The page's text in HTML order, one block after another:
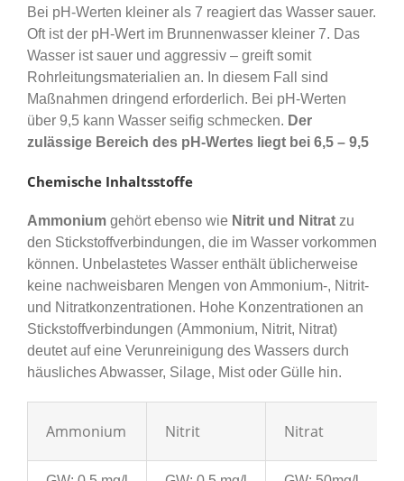
Bei pH-Werten kleiner als 7 reagiert das Wasser sauer.
Oft ist der pH-Wert im Brunnenwasser kleiner 7. Das
Wasser ist sauer und aggressiv – greift somit
Rohrleitungsmaterialien an. In diesem Fall sind
Maßnahmen dringend erforderlich. Bei pH-Werten
über 9,5 kann Wasser seifig schmecken. Der
zulässige Bereich des pH-Wertes liegt bei 6,5 – 9,5
Chemische Inhaltsstoffe
Ammonium gehört ebenso wie Nitrit und Nitrat zu
den Stickstoffverbindungen, die im Wasser vorkommen
können. Unbelastetes Wasser enthält üblicherweise
keine nachweisbaren Mengen von Ammonium-, Nitrit-
und Nitratkonzentrationen. Hohe Konzentrationen an
Stickstoffverbindungen (Ammonium, Nitrit, Nitrat)
deutet auf eine Verunreinigung des Wassers durch
häusliches Abwasser, Silage, Mist oder Gülle hin.
Ammonium Nitrit Nitrat